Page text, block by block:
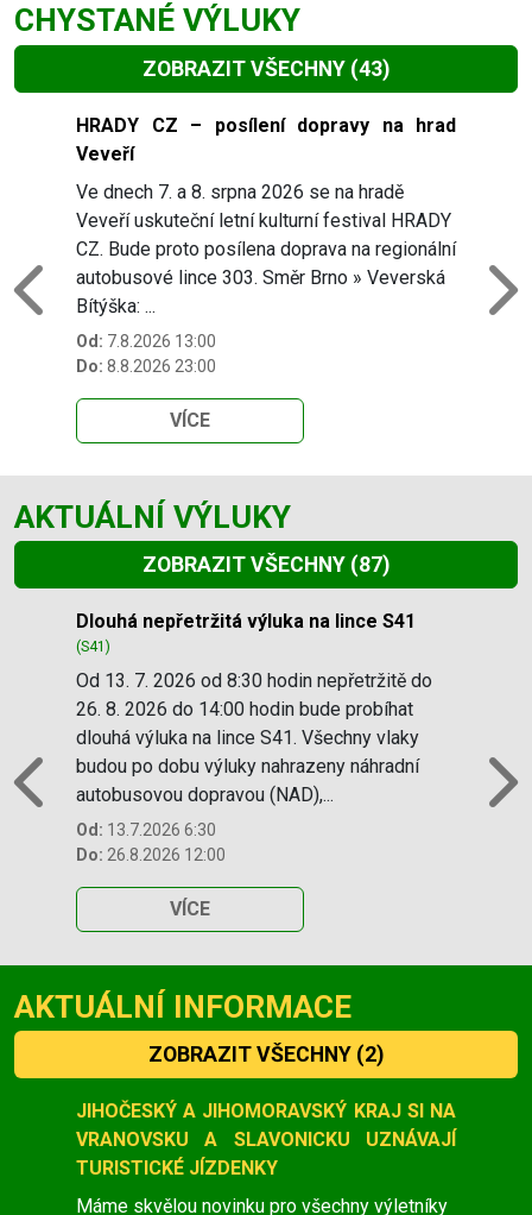
CHYSTANÉ VÝLUKY
ZOBRAZIT VŠECHNY (43)
Slide 1 of 43
HRADY CZ – posílení dopravy na hrad
Veveří
Ve dnech 7. a 8. srpna 2026 se na hradě
Veveří uskuteční letní kulturní festival HRADY
CZ. Bude proto posílena doprava na regionální
autobusové lince 303. Směr Brno » Veverská
Bítýška: ...
Od: 7.8.2026 13:00
Do: 8.8.2026 23:00
VÍCE
Previous
AKTUÁLNÍ VÝLUKY
ZOBRAZIT VŠECHNY (87)
Slide 1 of 87
Dlouhá nepřetržitá výluka na lince S41
(S41)
Od 13. 7. 2026 od 8:30 hodin nepřetržitě do
26. 8. 2026 do 14:00 hodin bude probíhat
dlouhá výluka na lince S41. Všechny vlaky
budou po dobu výluky nahrazeny náhradní
autobusovou dopravou (NAD),...
Od: 13.7.2026 6:30
Do: 26.8.2026 12:00
VÍCE
Previous
AKTUÁLNÍ INFORMACE
ZOBRAZIT VŠECHNY (2)
Slide 1 of 2
JIHOČESKÝ A JIHOMORAVSKÝ KRAJ SI NA
VRANOVSKU A SLAVONICKU UZNÁVAJÍ
TURISTICKÉ JÍZDENKY
Máme skvělou novinku pro všechny výletníky